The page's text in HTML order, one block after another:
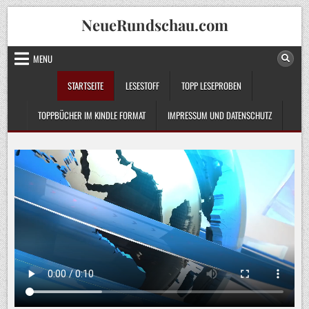
Skip
to
content
NeueRundschau.com
MENU
STARTSEITE
LESESTOFF TOPP LESEPROBEN
TOPPBÜCHER IM KINDLE FORMAT IMPRESSUM UND DATENSCHUTZ